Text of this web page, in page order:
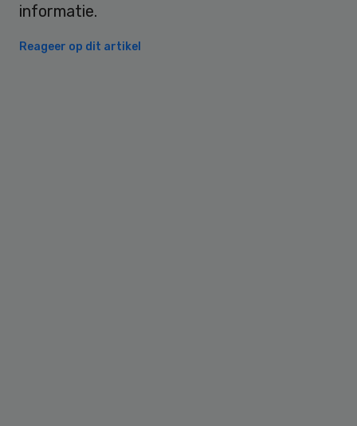
informatie.
Reageer op dit artikel